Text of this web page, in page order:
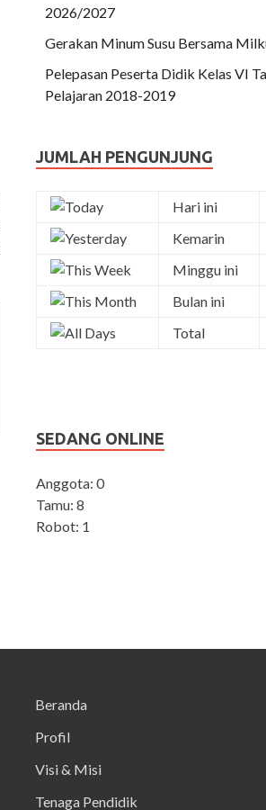
2026/2027
Gerakan Minum Susu Bersama
Pelepasan Peserta Didik Kelas VI
Pelajaran 2018-2019
JUMLAH PENGUNJUNG
Hari ini
Kemarin
Minggu ini
Bulan ini
Total
SEDANG ONLINE
Anggota: 0
Tamu: 8
Robot: 1
Beranda
Profil
Visi & Misi
Tenaga Pendidik